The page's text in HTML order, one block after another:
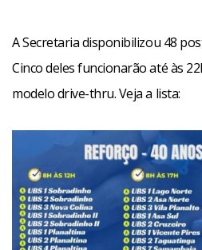
A Secretaria disponibilizou 48
Cinco deles funcionarão até às
modelo drive-thru. Veja a lista: